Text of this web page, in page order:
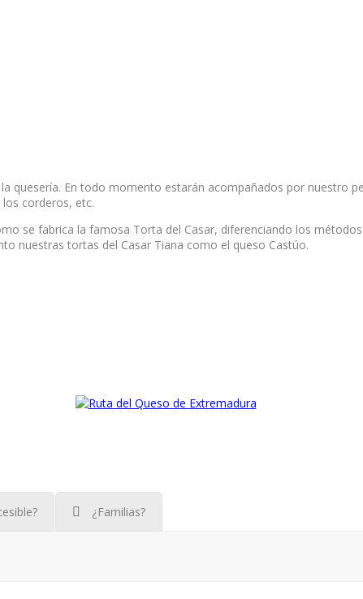
quesería. En todo momento estarán acompañados por nuestro
corderos, etc.
se fabrica la famosa Torta del Casar, diferenciando los
nuestras tortas del Casar Tiana como el queso Castúo.
¿Familias?